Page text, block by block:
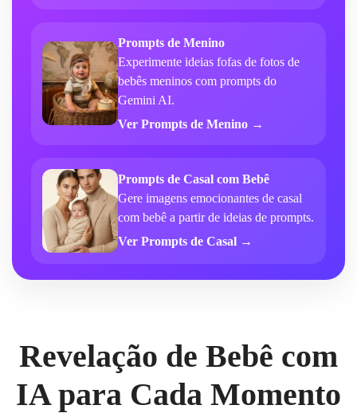
Prompts de Menino
Experimente ideias fofas de fotos de
bebês meninos com prompts do
Gemini AI.
Ver Prompts de Menino →
Prompts de Casal com Bebê
Gere imagens emocionantes de casal
com bebê a partir de ideias de prompts.
Ver Prompts de Casal →
Revelação de Bebê com
IA para Cada Momento